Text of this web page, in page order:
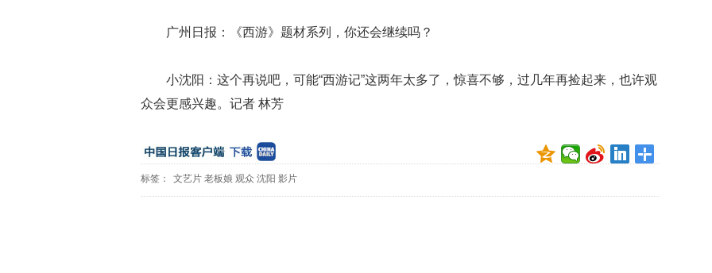
广州日报：《西游》题材系列，你还会继续吗？
小沈阳：这个再说吧，可能“西游记”这两年太多了，惊喜不够，过几年再捡起来，也许观
众会更感兴趣。记者 林芳
标签： 文艺片 老板娘 观众 沈阳 影片